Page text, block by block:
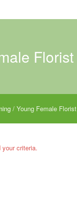
Florist
/ Young Female Florist
criteria.